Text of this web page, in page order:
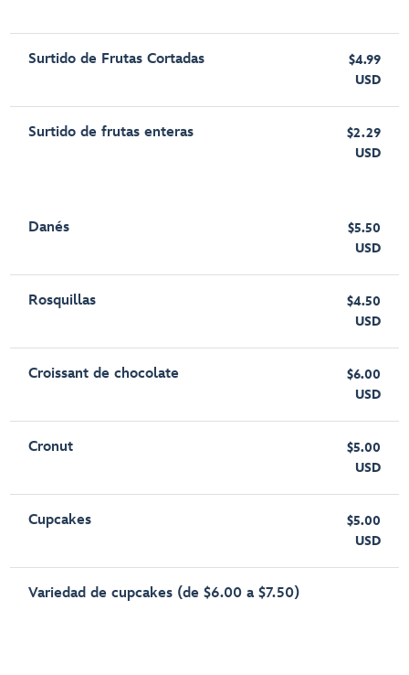
Surtido de Frutas Cortadas
$4.99
USD
Surtido de frutas enteras
$2.29
USD
Danés
$5.50
USD
Rosquillas
$4.50
USD
Croissant de chocolate
$6.00
USD
Cronut
$5.00
USD
Cupcakes
$5.00
USD
Variedad de cupcakes (de $6.00 a $7.50)